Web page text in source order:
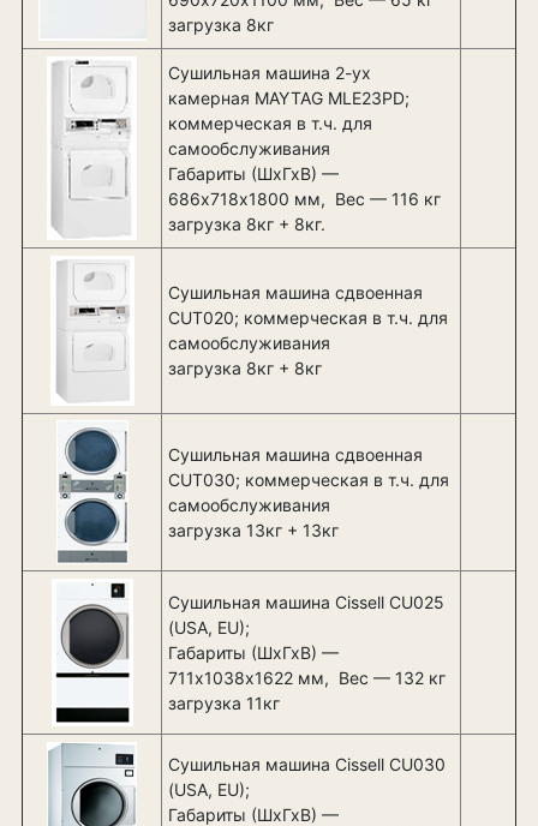
загрузка 8кг
Сушильная машина 2-ух
камерная MAYTAG MLE23PD;
коммерческая в т.ч. для
самообслуживания
Габариты (ШхГхВ) —
686х718х1800 мм, Вес — 116 кг
загрузка 8кг + 8кг.
Сушильная машина сдвоенная
CUT020; коммерческая в т.ч. для
самообслуживания
загрузка 8кг + 8кг
Сушильная машина сдвоенная
CUT030; коммерческая в т.ч. для
самообслуживания
загрузка 13кг + 13кг
Сушильная машина Cissell CU025
(USA, EU);
Габариты (ШхГхВ) —
711х1038х1622 мм, Вес — 132 кг
загрузка 11кг
Сушильная машина Cissell CU030
(USA, EU);
Габариты (ШхГхВ) —